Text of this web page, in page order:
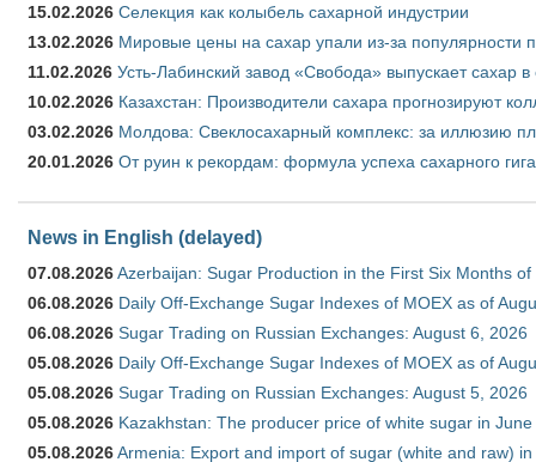
15.02.2026 Селекция как колыбель сахарной индустрии
13.02.2026 Мировые цены на сахар упали из-за популярности
11.02.2026 Усть-Лабинский завод «Свобода» выпускает сахар в
10.02.2026 Казахстан: Производители сахара прогнозируют
03.02.2026 Молдова: Свеклосахарный комплекс: за иллюзию
20.01.2026 От руин к рекордам: формула успеха сахарного
News in English (delayed)
07.08.2026Azerbaijan: Sugar Production in the First Six Months of
06.08.2026 Daily Off-Exchange Sugar Indexes of MOEX as of
06.08.2026 Sugar Trading on Russian Exchanges: August 6, 2026
05.08.2026 Daily Off-Exchange Sugar Indexes of MOEX as of
05.08.2026 Sugar Trading on Russian Exchanges: August 5, 2026
05.08.2026 Kazakhstan: The producer price of white sugar in
05.08.2026Armenia: Export and import of sugar (white and raw)